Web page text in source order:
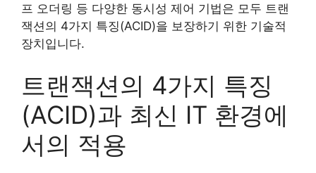
프 오더링 등 다양한 동시성 제어 기법은 모두 트랜
잭션의 4가지 특징(ACID)을 보장하기 위한 기술적
장치입니다.
트랜잭션의 4가지 특징
(ACID)과 최신 IT 환경에
서의 적용